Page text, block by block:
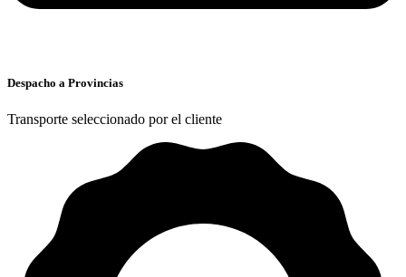
Despacho a Provincias
Transporte seleccionado por el cliente